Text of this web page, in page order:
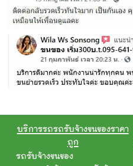
บริการรถรถรับจ้างขนของราคา
ถูก
รถรับจ้างขนของ